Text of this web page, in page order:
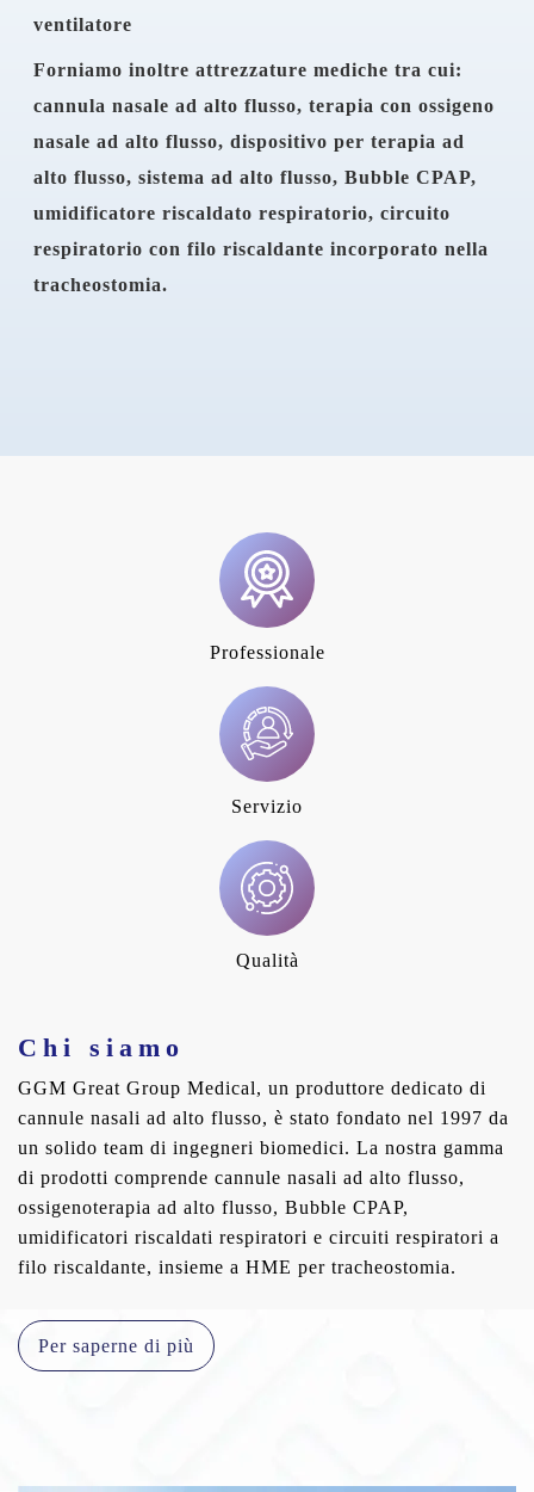
ventilatore
Forniamo inoltre attrezzature mediche tra cui:
cannula nasale ad alto flusso, terapia con ossigeno
nasale ad alto flusso, dispositivo per terapia ad
alto flusso, sistema ad alto flusso, Bubble CPAP,
umidificatore riscaldato respiratorio, circuito
respiratorio con filo riscaldante incorporato nella
tracheostomia.
Professionale
Servizio
Qualità
Chi siamo
GGM Great Group Medical, un produttore dedicato di
cannule nasali ad alto flusso, è stato fondato nel 1997 da
un solido team di ingegneri biomedici. La nostra gamma
di prodotti comprende cannule nasali ad alto flusso,
ossigenoterapia ad alto flusso, Bubble CPAP,
umidificatori riscaldati respiratori e circuiti respiratori a
filo riscaldante, insieme a HME per tracheostomia.
Per saperne di più